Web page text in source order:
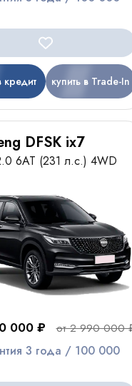
кредит купить в Trade-In
DFSK ix7
6AT (231 л.с.) 4WD
000 ₽ от 2 990 000
3 года / 100 000